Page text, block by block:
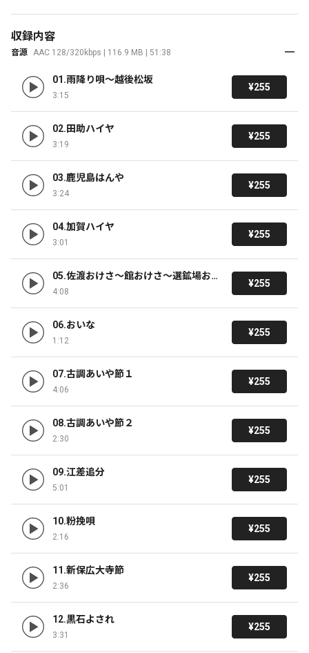
収録内容
音源 AAC 128/320kbps | 116.9 MB | 51:38
01.雨降り唄～越後松坂
3:15
¥255
02.田助ハイヤ
3:19
¥255
03.鹿児島はんや
3:24
¥255
04.加賀ハイヤ
3:01
¥255
05.佐渡おけさ～館おけさ～選鉱場おけ
さ
4:08
¥255
06.おいな
1:12
¥255
07.古調あいや節１
4:06
¥255
08.古調あいや節２
2:30
¥255
09.江差追分
5:01
¥255
10.粉挽唄
2:16
¥255
11.新保広大寺節
2:36
¥255
12.黒石よされ
3:31
¥255